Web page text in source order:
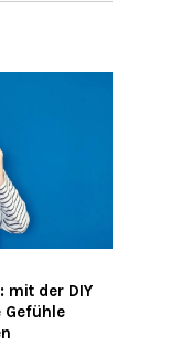
mit der DIY